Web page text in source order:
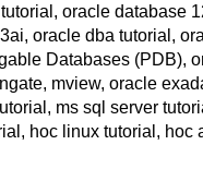
oracle database
oracle dba tutorial,
Databases (PDB),
mview, oracle
ms sql server
hoc linux tutorial,